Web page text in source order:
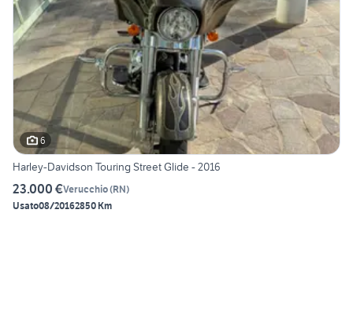
6
Harley-Davidson Touring Street Glide - 2016
23.000 €Verucchio(RN)
Usato08/20162850 Km